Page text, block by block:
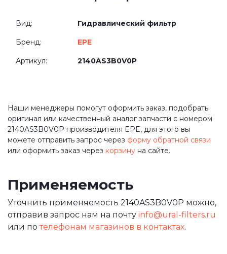
Вид: Гидравлический фильтр
Бренд: EPE
Артикул: 2140AS3B0V0P
Наши менеджеры помогут оформить заказ, подобрать
оригинал или качественный аналог запчасти с номером
2140AS3B0V0P производителя EPE, для этого вы
можете отправить запрос через форму обратной связи
или оформить заказ через корзину на сайте.
Применяемость
Уточнить применяемость 2140AS3B0V0P можно,
отправив запрос нам на почту info@ural-filters.ru
или потелефонам магазинов в контактах.